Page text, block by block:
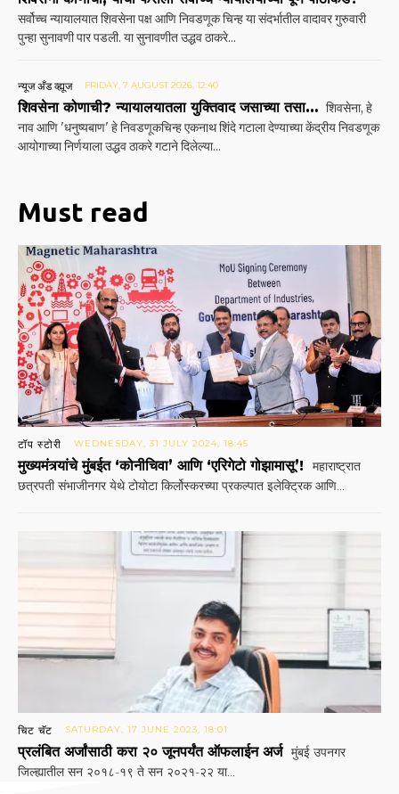
सर्वोच्च न्यायालयात शिवसेना पक्ष आणि निवडणूक चिन्ह या संदर्भातील वादावर गुरुवारी
पुन्हा सुनावणी पार पडली. या सुनावणीत उद्धव ठाकरे...
न्यूज अँड व्ह्यूज FRIDAY, 7 AUGUST 2026, 12:40
शिवसेना कोणाची? न्यायालयातला युक्तिवाद जसाच्या तसा… शिवसेना, हे
नाव आणि 'धनुष्यबाण' हे निवडणूकचिन्ह एकनाथ शिंदे गटाला देण्याच्या केंद्रीय निवडणूक
आयोगाच्या निर्णयाला उद्धव ठाकरे गटाने दिलेल्या...
Must read
टॉप स्टोरी WEDNESDAY, 31 JULY 2024, 18:45
मुख्यमंत्र्यांचे मुंबईत ‘कोनीचिवा’ आणि ‘एरिगेटो गोझामासू’!
महाराष्ट्रात
छत्रपती संभाजीनगर येथे टोयोटा किर्लोस्करच्या प्रकल्पात इलेक्ट्रिक आणि...
चिट चॅट SATURDAY, 17 JUNE 2023, 18:01
प्रलंबित अर्जांसाठी करा २० जूनपर्यंत ऑफलाईन अर्ज मुंबई उपनगर
जिल्ह्यातील सन २०१८-१९ ते सन २०२१-२२ या...